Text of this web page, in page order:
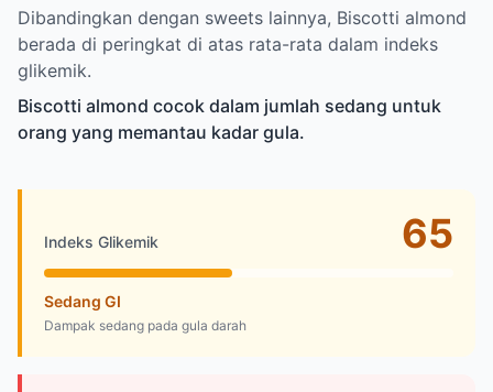
Dibandingkan dengan sweets lainnya, Biscotti almond
berada di peringkat di atas rata-rata dalam indeks
glikemik.
Biscotti almond cocok dalam jumlah sedang untuk
orang yang memantau kadar gula.
Indeks Glikemik 65
Sedang GI
Dampak sedang pada gula darah